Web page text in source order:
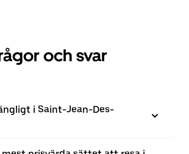
och svar
i Saint-Jean-Des-